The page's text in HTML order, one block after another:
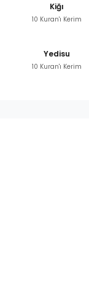
Kiğı
10 Kuran'ı Kerim
Yedisu
10 Kuran'ı Kerim